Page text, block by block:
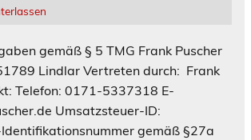
gemäß § 5 TMG Frank Puscher
Lindlar Vertreten durch: Frank
Telefon: 0171-5337318 E-
Umsatzsteuer-ID:
gemäß §27a